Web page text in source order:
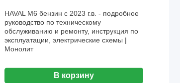
HAVAL M6 бензин с 2023 г.в. - подробное
руководство по техническому
обслуживанию и ремонту, инструкция по
эксплуатации, электрические схемы |
Монолит
В корзину